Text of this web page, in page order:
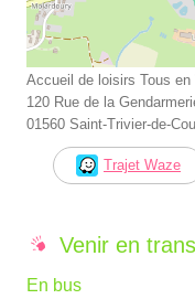
Accueil de loisirs Tous en
120 Rue de la
01560 Saint-Trivier-de-
Trajet Waze
Venir en
En bus